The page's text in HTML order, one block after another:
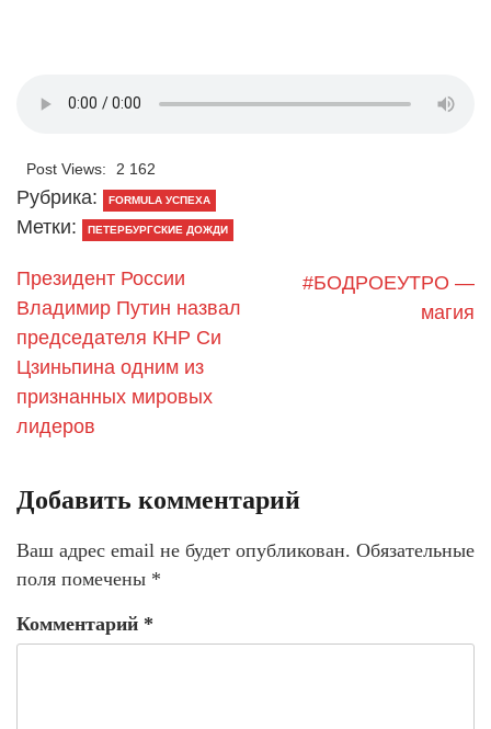
Post Views: 2 162
Рубрика: FORMULA УСПЕХА
Метки: ПЕТЕРБУРГСКИЕ ДОЖДИ
Президент России
Владимир Путин назвал
председателя КНР Си
Цзиньпина одним из
признанных мировых
лидеров
#БОДРОЕУТРО —
магия
Добавить комментарий
Ваш адрес email не будет опубликован. Обязательные
поля помечены *
Комментарий *